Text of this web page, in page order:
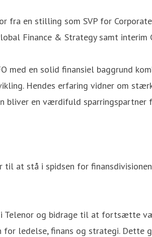
fra en stilling som SVP for
Finance & Strategy samt interim
med en solid finansiel baggrund
Hendes erfaring vidner om
bliver en værdifuld sparringspartner
til at stå i spidsen for
Telenor og bidrage til at fortsætte
for ledelse, finans og strategi.